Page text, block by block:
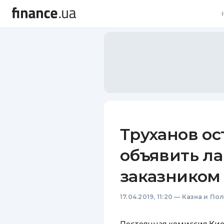
Труханов
объявить
заказником
17.04.2019, 11:20 — Казна и